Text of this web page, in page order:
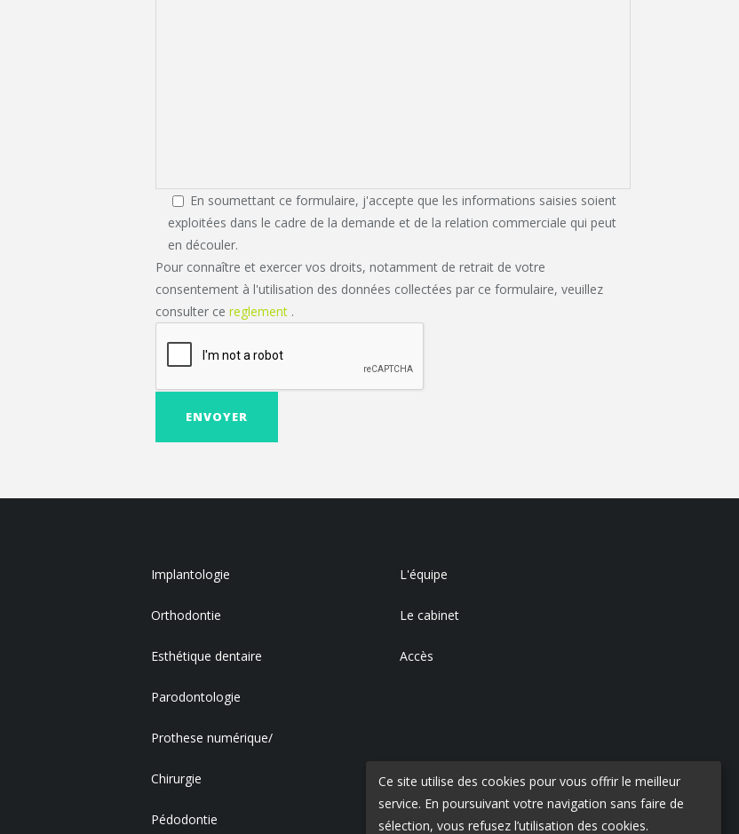
En soumettant ce formulaire, j'accepte que les informations saisies soient
exploitées dans le cadre de la demande et de la relation commerciale qui peut
en découler.
Pour connaître et exercer vos droits, notamment de retrait de votre
consentement à l'utilisation des données collectées par ce formulaire, veuillez
consulter ce reglement .
Implantologie
Orthodontie
Esthétique dentaire
Parodontologie
Prothese numérique/
Chirurgie
Pédodontie
L'équipe
Le cabinet
Accès
Ce site utilise des cookies pour vous offrir le meilleur
service. En poursuivant votre navigation sans faire de
sélection, vous refusez l’utilisation des cookies.